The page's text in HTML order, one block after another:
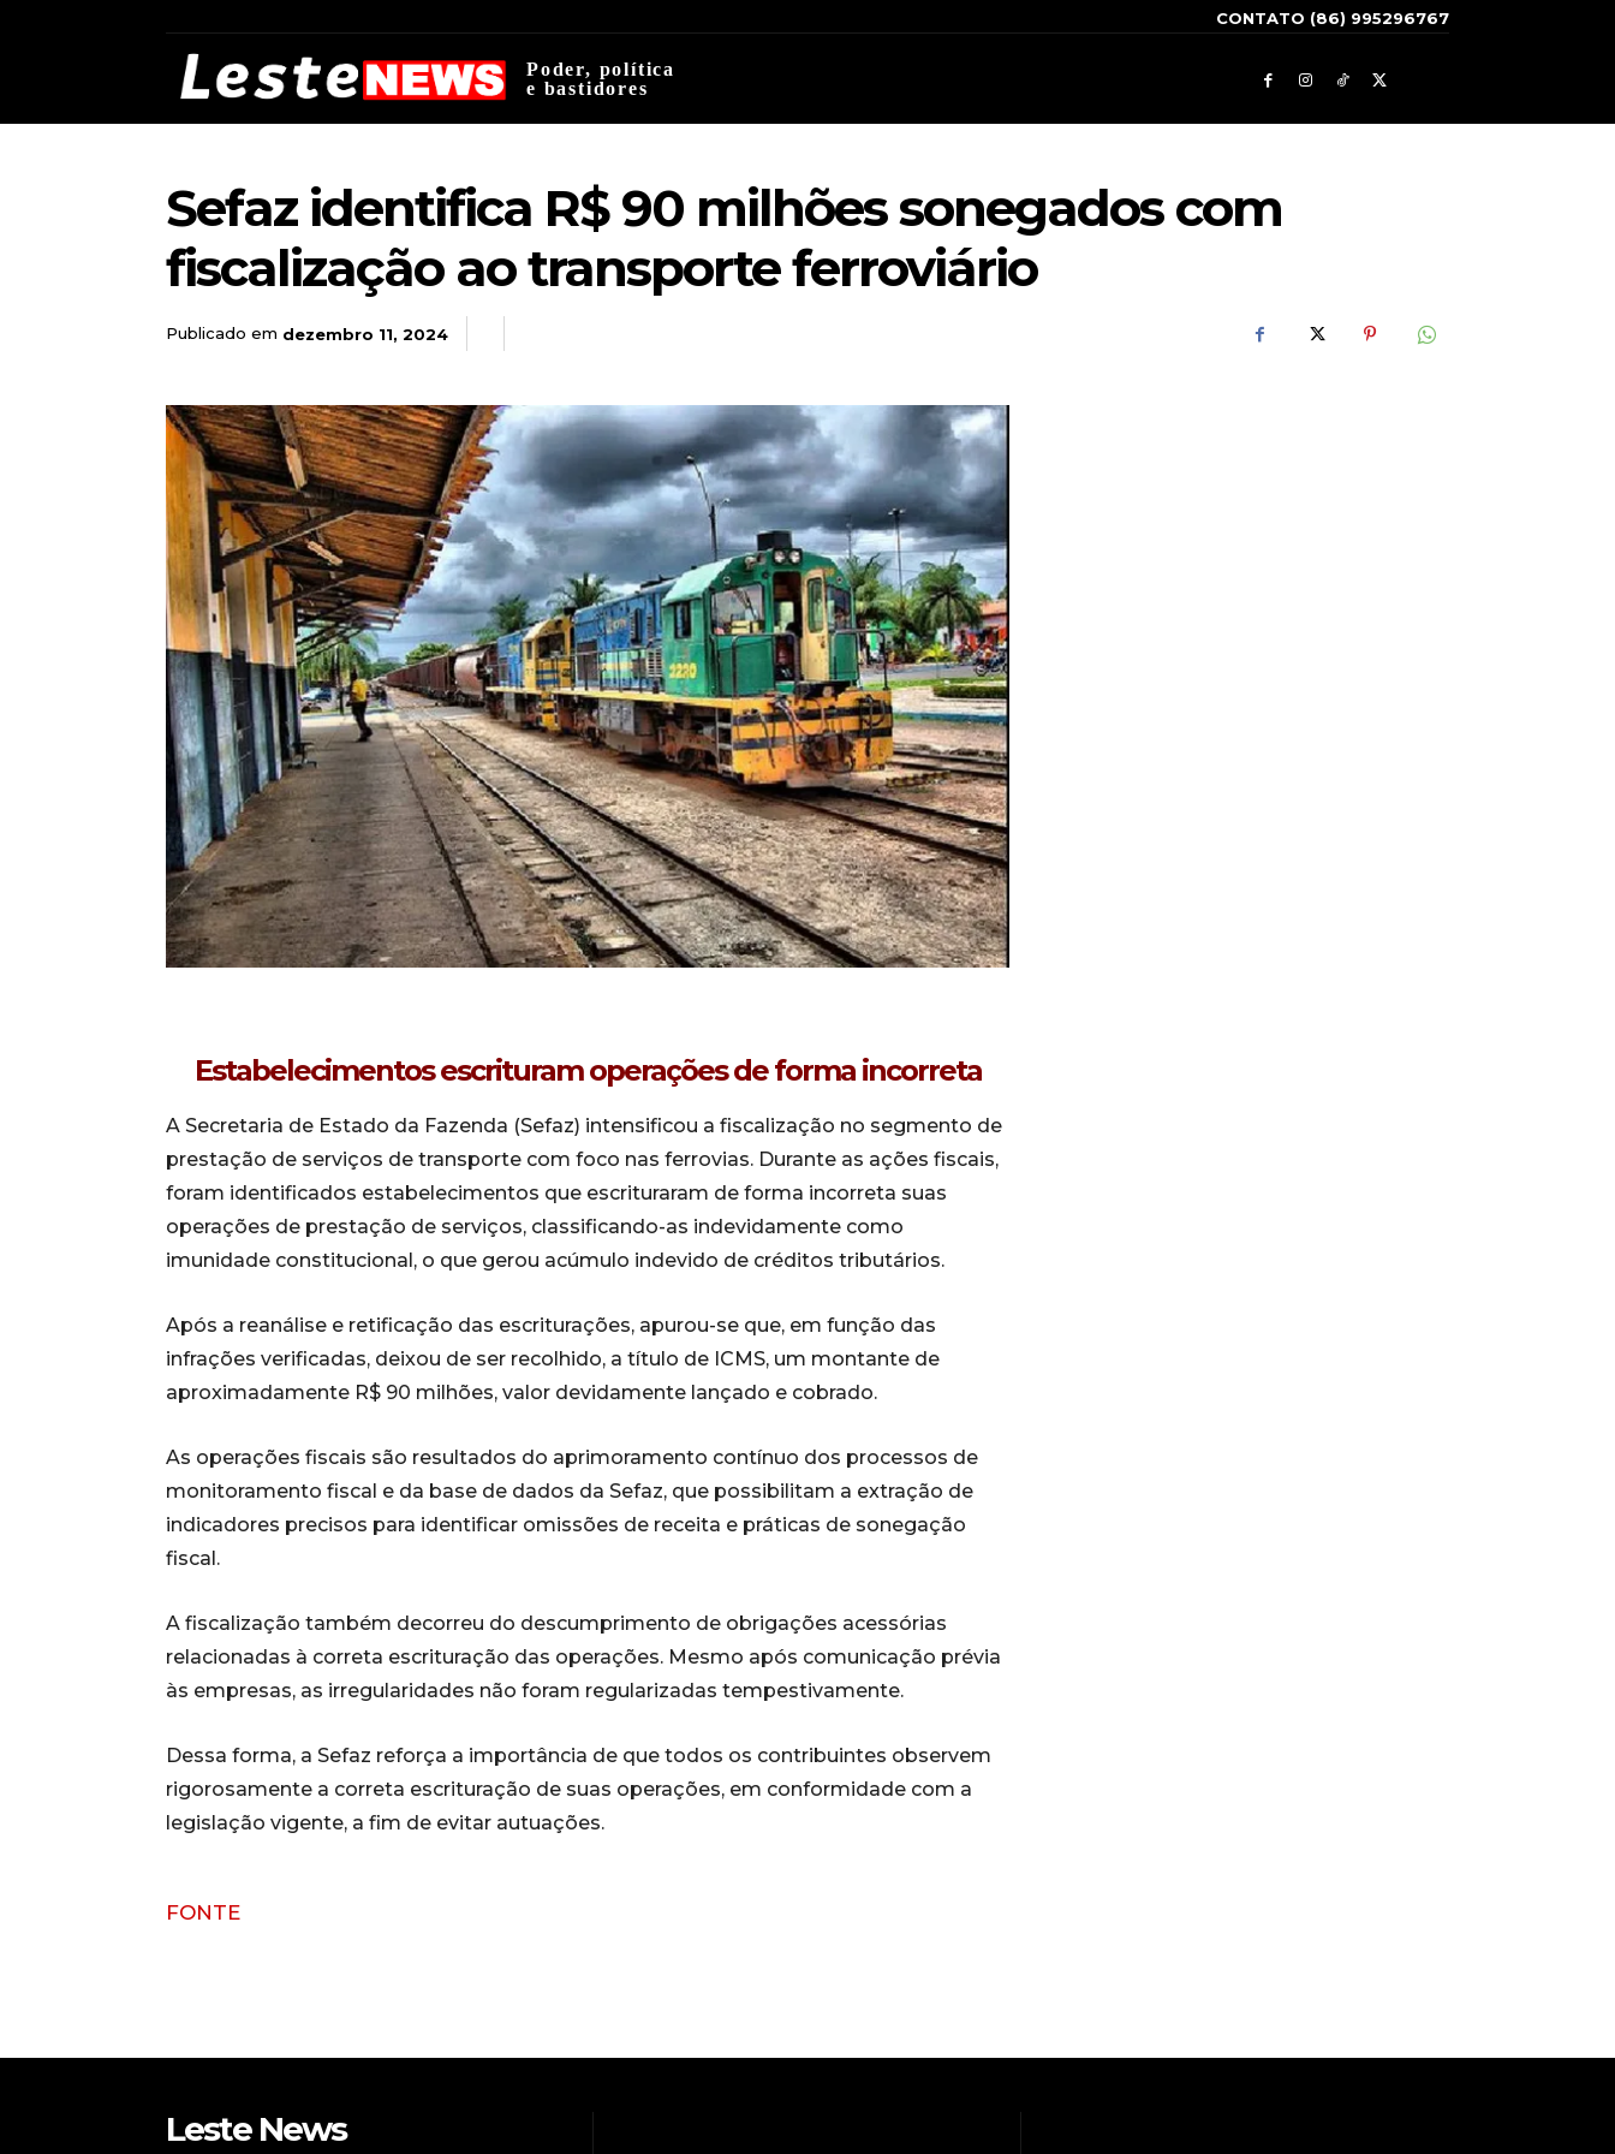
CONTATO (86) 995296767
Poder, política
e bastidores
Sefaz identifica R$ 90 milhões sonegados com
fiscalização ao transporte ferroviário
Publicado em dezembro 11, 2024
Estabelecimentos escrituram operações de forma incorreta
A Secretaria de Estado da Fazenda (Sefaz) intensificou a fiscalização no segmento de
prestação de serviços de transporte com foco nas ferrovias. Durante as ações fiscais,
foram identificados estabelecimentos que escrituraram de forma incorreta suas
operações de prestação de serviços, classificando-as indevidamente como
imunidade constitucional, o que gerou acúmulo indevido de créditos tributários.
Após a reanálise e retificação das escriturações, apurou-se que, em função das
infrações verificadas, deixou de ser recolhido, a título de ICMS, um montante de
aproximadamente R$ 90 milhões, valor devidamente lançado e cobrado.
As operações fiscais são resultados do aprimoramento contínuo dos processos de
monitoramento fiscal e da base de dados da Sefaz, que possibilitam a extração de
indicadores precisos para identificar omissões de receita e práticas de sonegação
fiscal.
A fiscalização também decorreu do descumprimento de obrigações acessórias
relacionadas à correta escrituração das operações. Mesmo após comunicação prévia
às empresas, as irregularidades não foram regularizadas tempestivamente.
Dessa forma, a Sefaz reforça a importância de que todos os contribuintes observem
rigorosamente a correta escrituração de suas operações, em conformidade com a
legislação vigente, a fim de evitar autuações.
FONTE
Leste News